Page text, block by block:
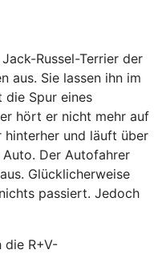
Russel-Terrier der
aus. Sie lassen ihn im
die Spur eines
hört er nicht mehr auf
hinterher und läuft über
Der Autofahrer
Glücklicherweise
passiert. Jedoch
die R+V-